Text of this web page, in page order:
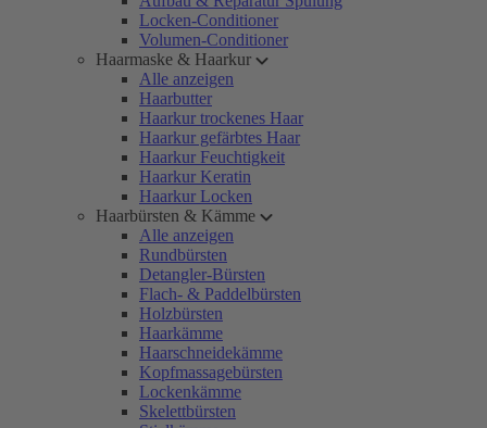
Locken-Conditioner
Volumen-Conditioner
Haarmaske & Haarkur
Alle anzeigen
Haarbutter
Haarkur trockenes Haar
Haarkur gefärbtes Haar
Haarkur Feuchtigkeit
Haarkur Keratin
Haarkur Locken
Haarbürsten & Kämme
Alle anzeigen
Rundbürsten
Detangler-Bürsten
Flach- & Paddelbürsten
Holzbürsten
Haarkämme
Haarschneidekämme
Kopfmassagebürsten
Lockenkämme
Skelettbürsten